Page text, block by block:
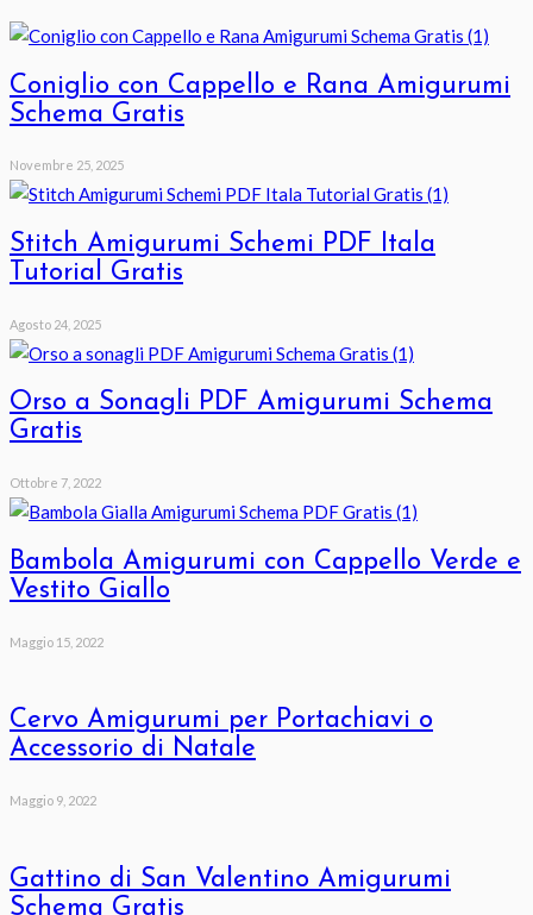
Coniglio con Cappello e Rana Amigurumi
Schema Gratis
Novembre 25, 2025
Stitch Amigurumi Schemi PDF Itala
Tutorial Gratis
Agosto 24, 2025
Orso a Sonagli PDF Amigurumi Schema
Gratis
Ottobre 7, 2022
Bambola Amigurumi con Cappello Verde e
Vestito Giallo
Maggio 15, 2022
Cervo Amigurumi per Portachiavi o
Accessorio di Natale
Maggio 9, 2022
Gattino di San Valentino Amigurumi
Schema Gratis